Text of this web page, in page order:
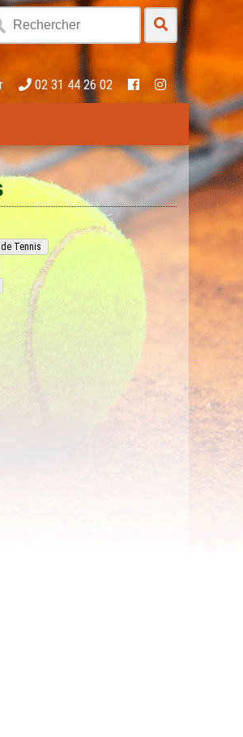
02 31 44 26 02
Tennis